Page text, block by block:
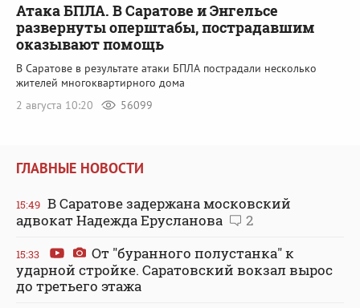
Атака БПЛА. В Саратове и Энгельсе
развернуты оперштабы, пострадавшим
оказывают помощь
В Саратове в результате атаки БПЛА пострадали несколько
жителей многоквартирного дома
2 августа 10:20
56099
ГЛАВНЫЕ НОВОСТИ
15:49 В Саратове задержана московский
адвокат Надежда Ерусланова
2
15:33
От "буранного полустанка" к
ударной стройке. Саратовский вокзал вырос
до третьего этажа